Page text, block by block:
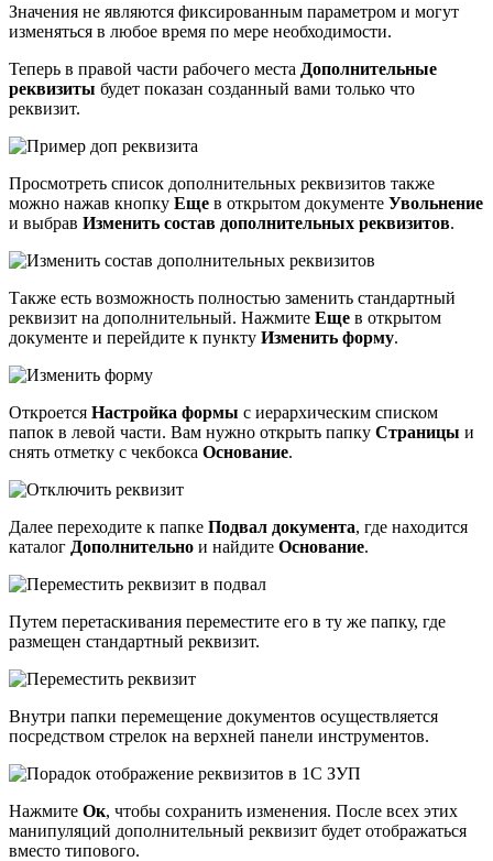
Значения не являются фиксированным параметром и могут
изменяться в любое время по мере необходимости.
Теперь в правой части рабочего места Дополнительные
реквизиты будет показан созданный вами только что
реквизит.
Просмотреть список дополнительных реквизитов также
можно нажав кнопку Еще в открытом документе Увольнение
и выбрав Изменить состав дополнительных реквизитов.
Также есть возможность полностью заменить стандартный
реквизит на дополнительный. Нажмите Еще в открытом
документе и перейдите к пункту Изменить форму.
Откроется Настройка формы с иерархическим списком
папок в левой части. Вам нужно открыть папку Страницы и
снять отметку с чекбокса Основание.
Далее переходите к папке Подвал документа, где находится
каталог Дополнительно и найдите Основание.
Путем перетаскивания переместите его в ту же папку, где
размещен стандартный реквизит.
Внутри папки перемещение документов осуществляется
посредством стрелок на верхней панели инструментов.
Нажмите Ок, чтобы сохранить изменения. После всех этих
манипуляций дополнительный реквизит будет отображаться
вместо типового.